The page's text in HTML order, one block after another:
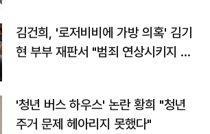
김건희, '로저비비에 가방 의혹' 김기
현 부부 재판서 "범죄 연상시키지 말
'청년 버스 하우스' 논란 황희 "청년
주거 문제 헤아리지 못했다"